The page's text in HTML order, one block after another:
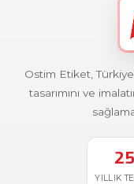
Ostim Etiket,
tasarımını ve
YILLIK